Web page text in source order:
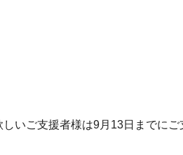
いご支援者様は9月13日までにご